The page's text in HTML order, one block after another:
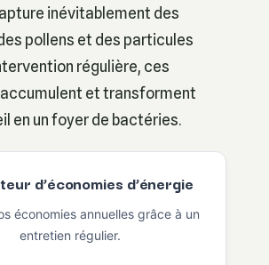
inévitablement des
pollens et des particules
régulière, ces
et transforment
en un foyer de bactéries.
d’économies d’énergie
économies annuelles grâce à un
entretien régulier.